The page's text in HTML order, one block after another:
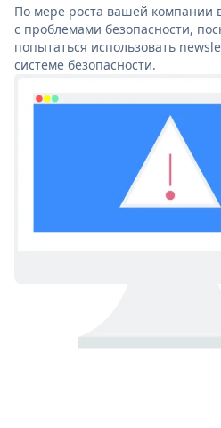
По мере роста вашей компании
с проблемами безопасности,
попытаться использовать
системе безопасности.